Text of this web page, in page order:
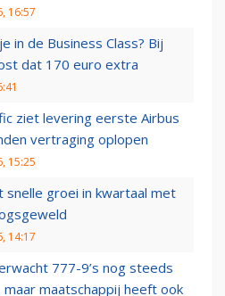
16:57
in de Business Class? Bij
dat 170 euro extra
ziet levering eerste Airbus
vertraging oplopen
15:25
snelle groei in kwartaal met
14:17
777-9’s nog steeds
maatschappij heeft ook